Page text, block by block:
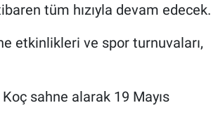
tüm hızıyla devam edecek.
etkinlikleri ve spor turnuvaları,
sahne alarak 19 Mayıs